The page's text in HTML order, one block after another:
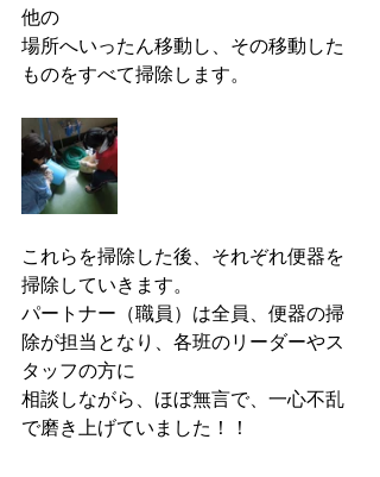
他の
場所へいったん移動し、その移動した
ものをすべて掃除します。
これらを掃除した後、それぞれ便器を
掃除していきます。
パートナー（職員）は全員、便器の掃
除が担当となり、各班のリーダーやス
タッフの方に
相談しながら、ほぼ無言で、一心不乱
で磨き上げていました！！